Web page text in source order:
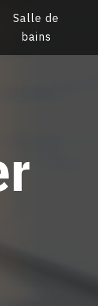
Salle de
bains